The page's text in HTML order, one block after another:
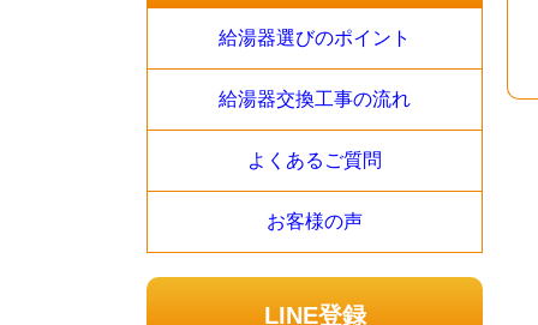
給湯器選びのポイント
給湯器交換工事の流れ
よくあるご質問
お客様の声
LINE登録